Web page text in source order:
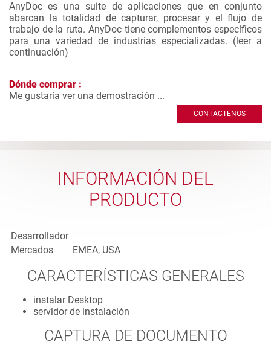
AnyDoc es una suite de aplicaciones que en conjunto
abarcan la totalidad de capturar, procesar y el flujo de
trabajo de la ruta. AnyDoc tiene complementos específicos
para una variedad de industrias especializadas. (leer a
continuación)
Dónde comprar :
Me gustaría ver una demostración ...
CONTACTENOS
INFORMACIÓN DEL
PRODUCTO
Desarrollador
Mercados
EMEA, USA
CARACTERÍSTICAS GENERALES
instalar Desktop
servidor de instalación
CAPTURA DE DOCUMENTO